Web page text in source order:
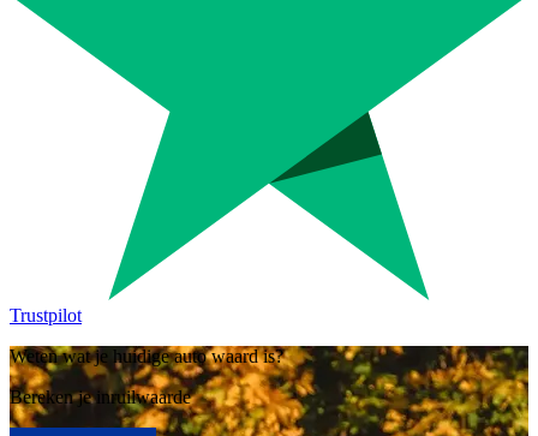
Trustpilot
Weten wat je huidige auto waard is?
Bereken je inruilwaarde